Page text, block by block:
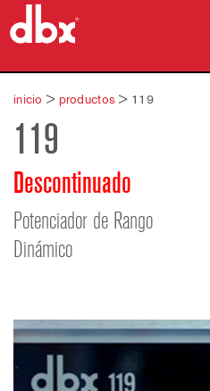
productos
Casos de estudio
dónde comprar
capacitación
soporte
Idioma/Región
inicio > productos > 119
119
Descontinuado
Potenciador de Rango
Dinámico